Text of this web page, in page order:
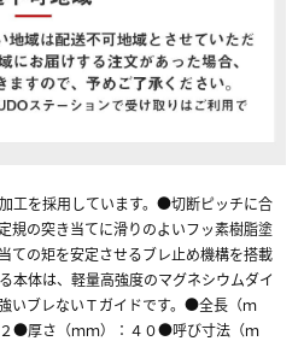
工を採用しています。●切断ピッチに合
規の突き当てに滑りのよいフッ素樹脂塗
ての矩を安定させるブレ止め機構を搭載
本体は、軽量高強度のマグネシウムダイ
いブレないＴガイドです。●全長（ｍ
●厚さ（ｍｍ）：４０●呼び寸法（ｍ